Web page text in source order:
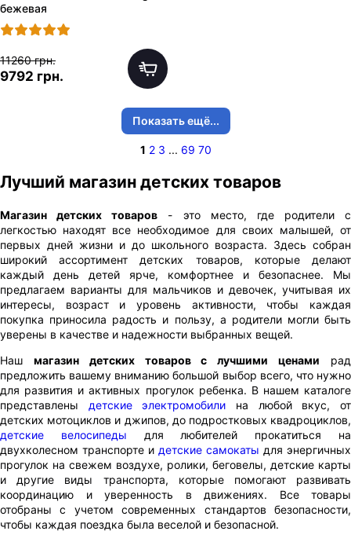
бежевая
11260 грн.
9792 грн.
Показать ещё...
1 2 3 ... 69 70
Лучший магазин детских товаров
Магазин детских товаров - это место, где родители с
легкостью находят все необходимое для своих малышей, от
первых дней жизни и до школьного возраста. Здесь собран
широкий ассортимент детских товаров, которые делают
каждый день детей ярче, комфортнее и безопаснее. Мы
предлагаем варианты для мальчиков и девочек, учитывая их
интересы, возраст и уровень активности, чтобы каждая
покупка приносила радость и пользу, а родители могли быть
уверены в качестве и надежности выбранных вещей.
Наш магазин детских товаров с лучшими ценами рад
предложить вашему вниманию большой выбор всего, что нужно
для развития и активных прогулок ребенка. В нашем каталоге
представлены детские электромобили на любой вкус, от
детских мотоциклов и джипов, до подростковых квадроциклов,
детские велосипеды для любителей прокатиться на
двухколесном транспорте и детские самокаты для энергичных
прогулок на свежем воздухе, ролики, беговелы, детские карты
и другие виды транспорта, которые помогают развивать
координацию и уверенность в движениях. Все товары
отобраны с учетом современных стандартов безопасности,
чтобы каждая поездка была веселой и безопасной.